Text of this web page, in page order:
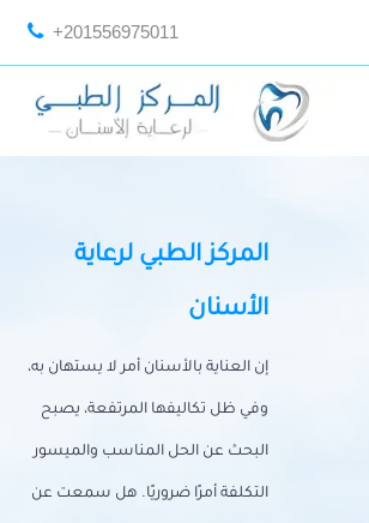
+201556975011
المركز الطبي لرعاية
الأسنان
إن العناية بالأسنان أمر لا يستهان به،
وفي ظل تكاليفها المرتفعة، يصبح
البحث عن الحل المناسب والميسور
التكلفة أمرًا ضروريًا. هل سمعت عن